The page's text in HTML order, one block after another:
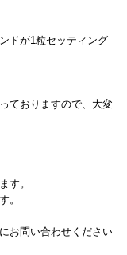
ドが1粒セッティング
ておりますので、大変
す。
。
お問い合わせください